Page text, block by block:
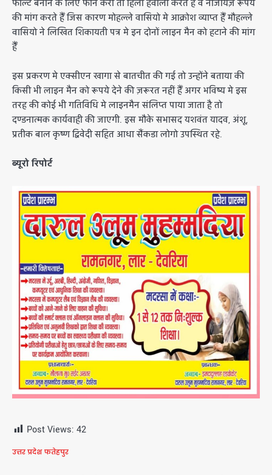
फाल्ट बनाने के लिए फोन करो तो हिला हवाली करते हैँ व नाजायज़ रूपये
की मांग करते हैँ जिस कारण मोहल्ले वासियो मे आक्रोश व्याप्त हैँ मौहल्ले
वासियो ने लिखित शिकायती पत्र मे इन दोनों लाइन मैन को हटाने की मांग
हैँ
इस प्रकरण मे एक्सीएन खागा से बातचीत की गई तो उन्होंने बताया की
किसी भी लाइन मैन को रूपये देने की ज़रूरत नहीं हैँ अगर भविष्य मे इस
तरह की कोई भी गतिविधि मे लाइनमैन संलिप्त पाया जाता है तो
दण्डनात्मक कार्यवाही की जाएगी. इस मौके सभासद यशवंत यादव, अंशू,
प्रतीक बाल कृष्ण द्विवेदी सहित आधा सैंकडा लोगो उपस्थित रहे.
ब्यूरो रिपोर्ट
Post Views: 42
उत्तर प्रदेश फतेहपुर